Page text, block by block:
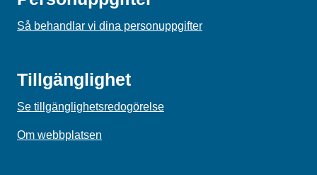
Så behandlar vi dina personuppgifter
Tillgänglighet
Se tillgänglighetsredogörelse
Om webbplatsen